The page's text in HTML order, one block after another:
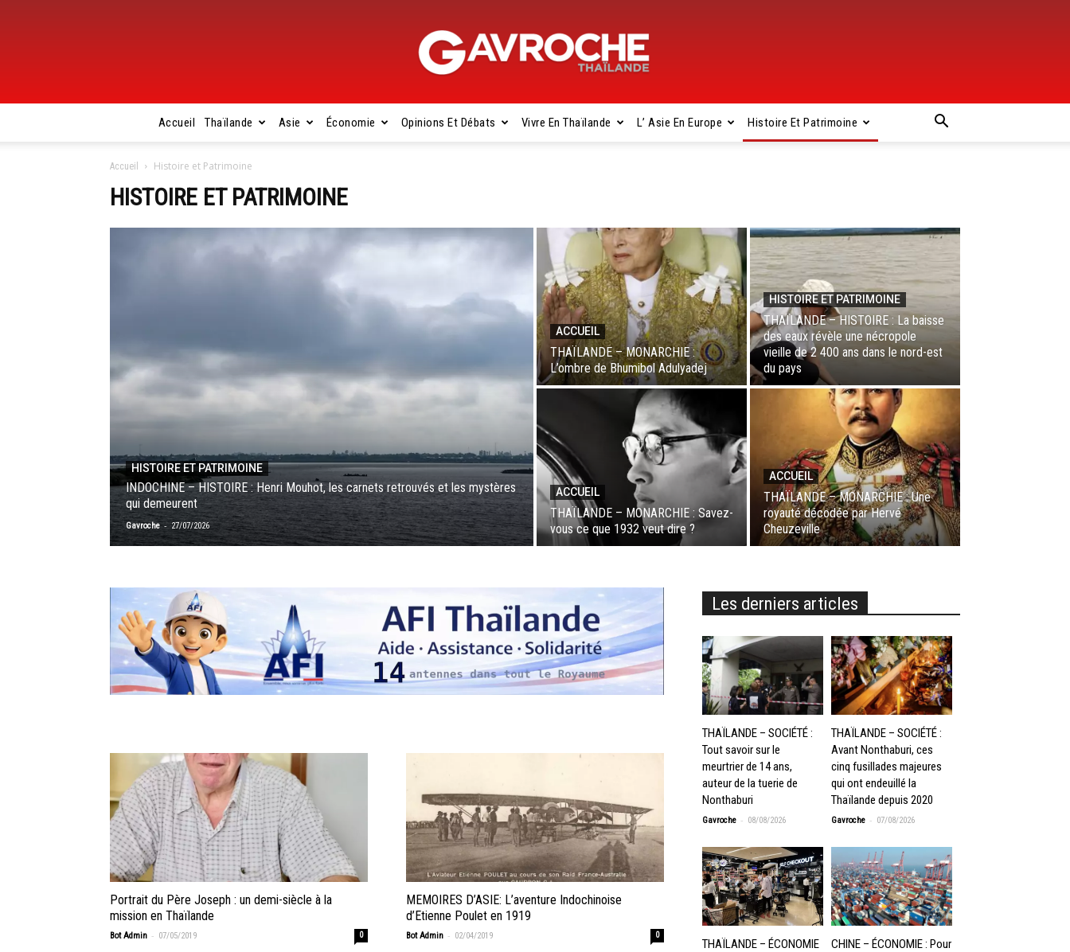
Gavroche
Thaïlande
Accueil Thaïlande Asie Économie Opinions Et Débats Vivre En Thaïlande L’ Asie En Europe Histoire Et Patrimoine
Accueil Histoire et Patrimoine
HISTOIRE ET PATRIMOINE
HISTOIRE ET PATRIMOINE
INDOCHINE – HISTOIRE : Henri Mouhot, les carnets retrouvés et les mystères
qui demeurent
Gavroche - 27/07/2026
ACCUEIL
THAÏLANDE – MONARCHIE :
L’ombre de Bhumibol Adulyadej
HISTOIRE ET PATRIMOINE
THAÏLANDE – HISTOIRE : La baisse
des eaux révèle une nécropole
vieille de 2 400 ans dans le nord-est
du pays
ACCUEIL
THAÏLANDE – MONARCHIE : Savez-
vous ce que 1932 veut dire ?
ACCUEIL
THAÏLANDE – MONARCHIE : Une
royauté décodée par Hervé
Cheuzeville
Portrait du Père Joseph : un demi-siècle à la
mission en Thaïlande
Bot Admin - 07/05/2019 0
MEMOIRES D’ASIE: L’aventure Indochinoise
d’Etienne Poulet en 1919
Bot Admin - 02/04/2019 0
Les derniers articles
THAÏLANDE – SOCIÉTÉ :
Tout savoir sur le
meurtrier de 14 ans,
auteur de la tuerie de
Nonthaburi
Gavroche - 08/08/2026
THAÏLANDE – SOCIÉTÉ :
Avant Nonthaburi, ces
cinq fusillades majeures
qui ont endeuillé la
Thaïlande depuis 2020
Gavroche - 07/08/2026
THAÏLANDE – ÉCONOMIE
CHINE – ÉCONOMIE : Pour